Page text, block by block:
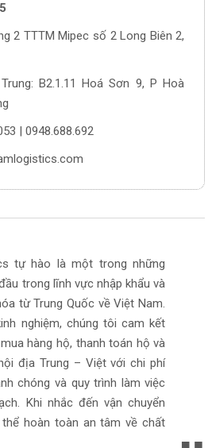
2 TTTM Mipec số 2 Long Biên 2,
B2.1.11 Hoá Sơn 9, P Hoà
| 0948.688.692
tự hào là một trong những
trong lĩnh vực nhập khẩu và
từ Trung Quốc về Việt Nam.
nghiệm, chúng tôi cam kết
hàng hộ, thanh toán hộ và
địa Trung – Việt với chi phí
chóng và quy trình làm việc
Khi nhắc đến vận chuyển
thể hoàn toàn an tâm về chất